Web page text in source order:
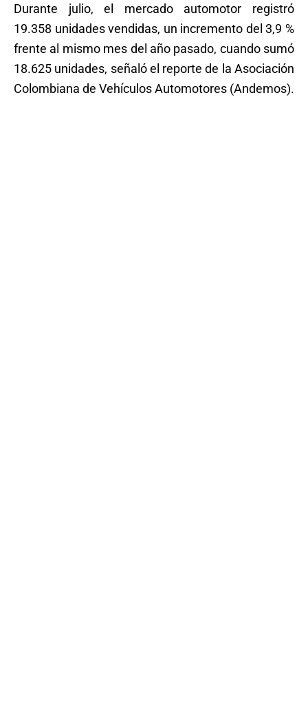
Durante julio, el mercado automotor registró
19.358 unidades vendidas, un incremento del 3,9 %
frente al mismo mes del año pasado, cuando sumó
18.625 unidades, señaló el reporte de la Asociación
Colombiana de Vehículos Automotores (Andemos).